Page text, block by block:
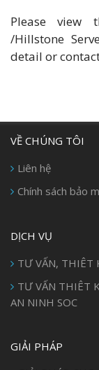
Please view
/Hillstone
detail or
VỀ CHÚNG TÔI
Liên hệ
Chính sách bảo
DỊCH VỤ
TƯ VẤN, THIÊT
TƯ VẤN THIÊT
AN NINH SOC
GIẢI PHÁP